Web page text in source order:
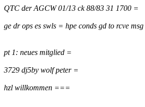
QTC der AGCW 01/13 ck 88/83 31 1700 =
ge dr ops es swls = hpe conds gd to rcve
pt 1: neues mitglied =
3729 dj5by wolf peter =
hzl willkommen ===